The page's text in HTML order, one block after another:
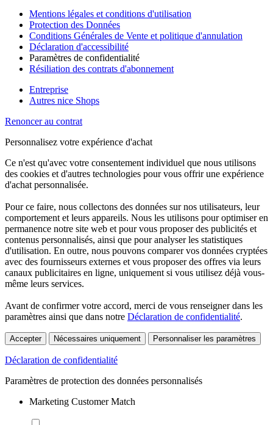
Mentions légales et conditions d'utilisation
Protection des Données
Conditions Générales de Vente et politique d'annulation
Déclaration d'accessibilité
Paramètres de confidentialité
Résiliation des contrats d'abonnement
Entreprise
Autres nice Shops
Renoncer au contrat
Personnalisez votre expérience d'achat
Ce n'est qu'avec votre consentement individuel que nous utilisons
des cookies et d'autres technologies pour vous offrir une expérience
d'achat personnalisée.
Pour ce faire, nous collectons des données sur nos utilisateurs, leur
comportement et leurs appareils. Nous les utilisons pour optimiser en
permanence notre site web et pour vous proposer des publicités et
contenus personnalisés, ainsi que pour analyser les statistiques
d'utilisation. En outre, nous pouvons comparer vos données cryptées
avec des fournisseurs externes et vous proposer des offres via leurs
canaux publicitaires en ligne, uniquement si vous utilisez déjà vous-
même leurs services.
Avant de confirmer votre accord, merci de vous renseigner dans les
paramètres ainsi que dans notre Déclaration de confidentialité.
Accepter Nécessaires uniquement Personnaliser les paramètres
Déclaration de confidentialité
Paramètres de protection des données personnalisés
Marketing Customer Match